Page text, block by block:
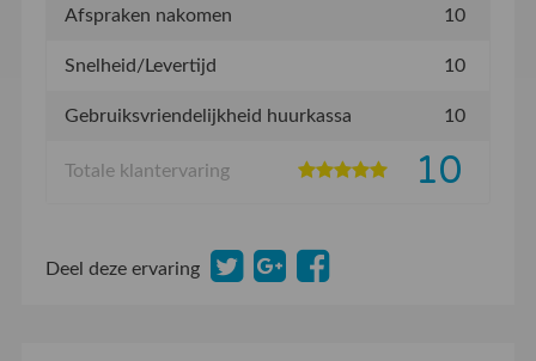
Afspraken nakomen 10
Snelheid/Levertijd 10
Gebruiksvriendelijkheid huurkassa 10
Totale klantervaring 10
Deel deze ervaring